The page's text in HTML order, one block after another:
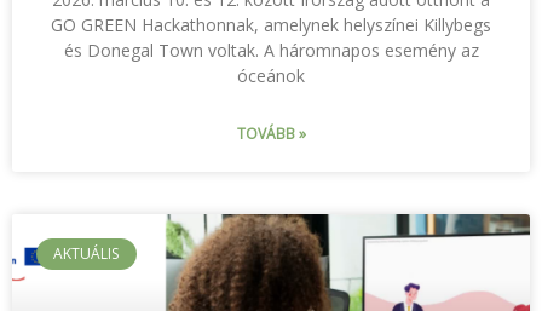
GO GREEN Hackathonnak, amelynek helyszínei Killybegs
és Donegal Town voltak. A háromnapos esemény az
óceánok
TOVÁBB »
AKTUÁLIS